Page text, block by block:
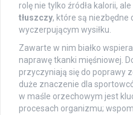
rolę nie tylko źródła kalorii,
tłuszczy, które są niezbędne
wyczerpującym wysiłku.
Zawarte w nim białko
naprawę tkanki mięśniowej.
przyczyniają się do poprawy
duże znaczenie dla
w maśle orzechowym jest
procesach organizmu;